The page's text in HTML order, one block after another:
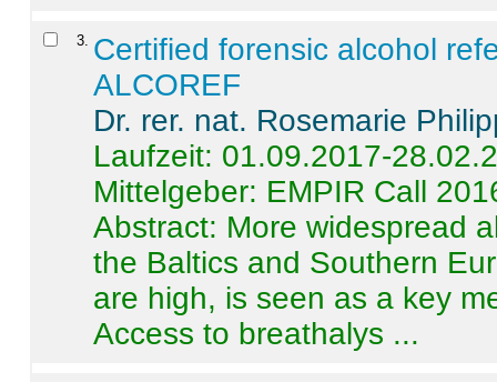
3 Certified forensic alcohol
ALCOREF
Dr. rer. nat. Rosemarie
Laufzeit: 01.09.2017-
Mittelgeber: EMPIR Call
Abstract: More widespread
the Baltics and Southern
are high, is seen as a key
Access to breathalys ...